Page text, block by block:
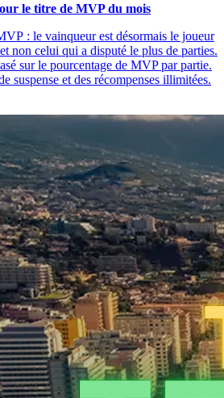
le titre de MVP du mois
: le vainqueur est désormais le joueur
non celui qui a disputé le plus de parties.
sur le pourcentage de MVP par partie.
suspense et des récompenses illimitées.